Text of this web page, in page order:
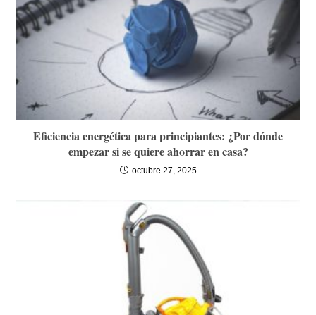
Eficiencia energética para principiantes: ¿Por dónde
empezar si se quiere ahorrar en casa?
octubre 27, 2025